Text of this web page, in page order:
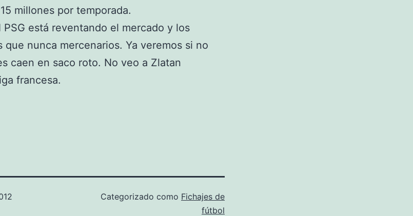
millones por temporada.
PSG está reventando el mercado y los
que nunca mercenarios. Ya veremos si no
caen en saco roto. No veo a Zlatan
francesa.
Categorizado como Fichajes de
fútbol